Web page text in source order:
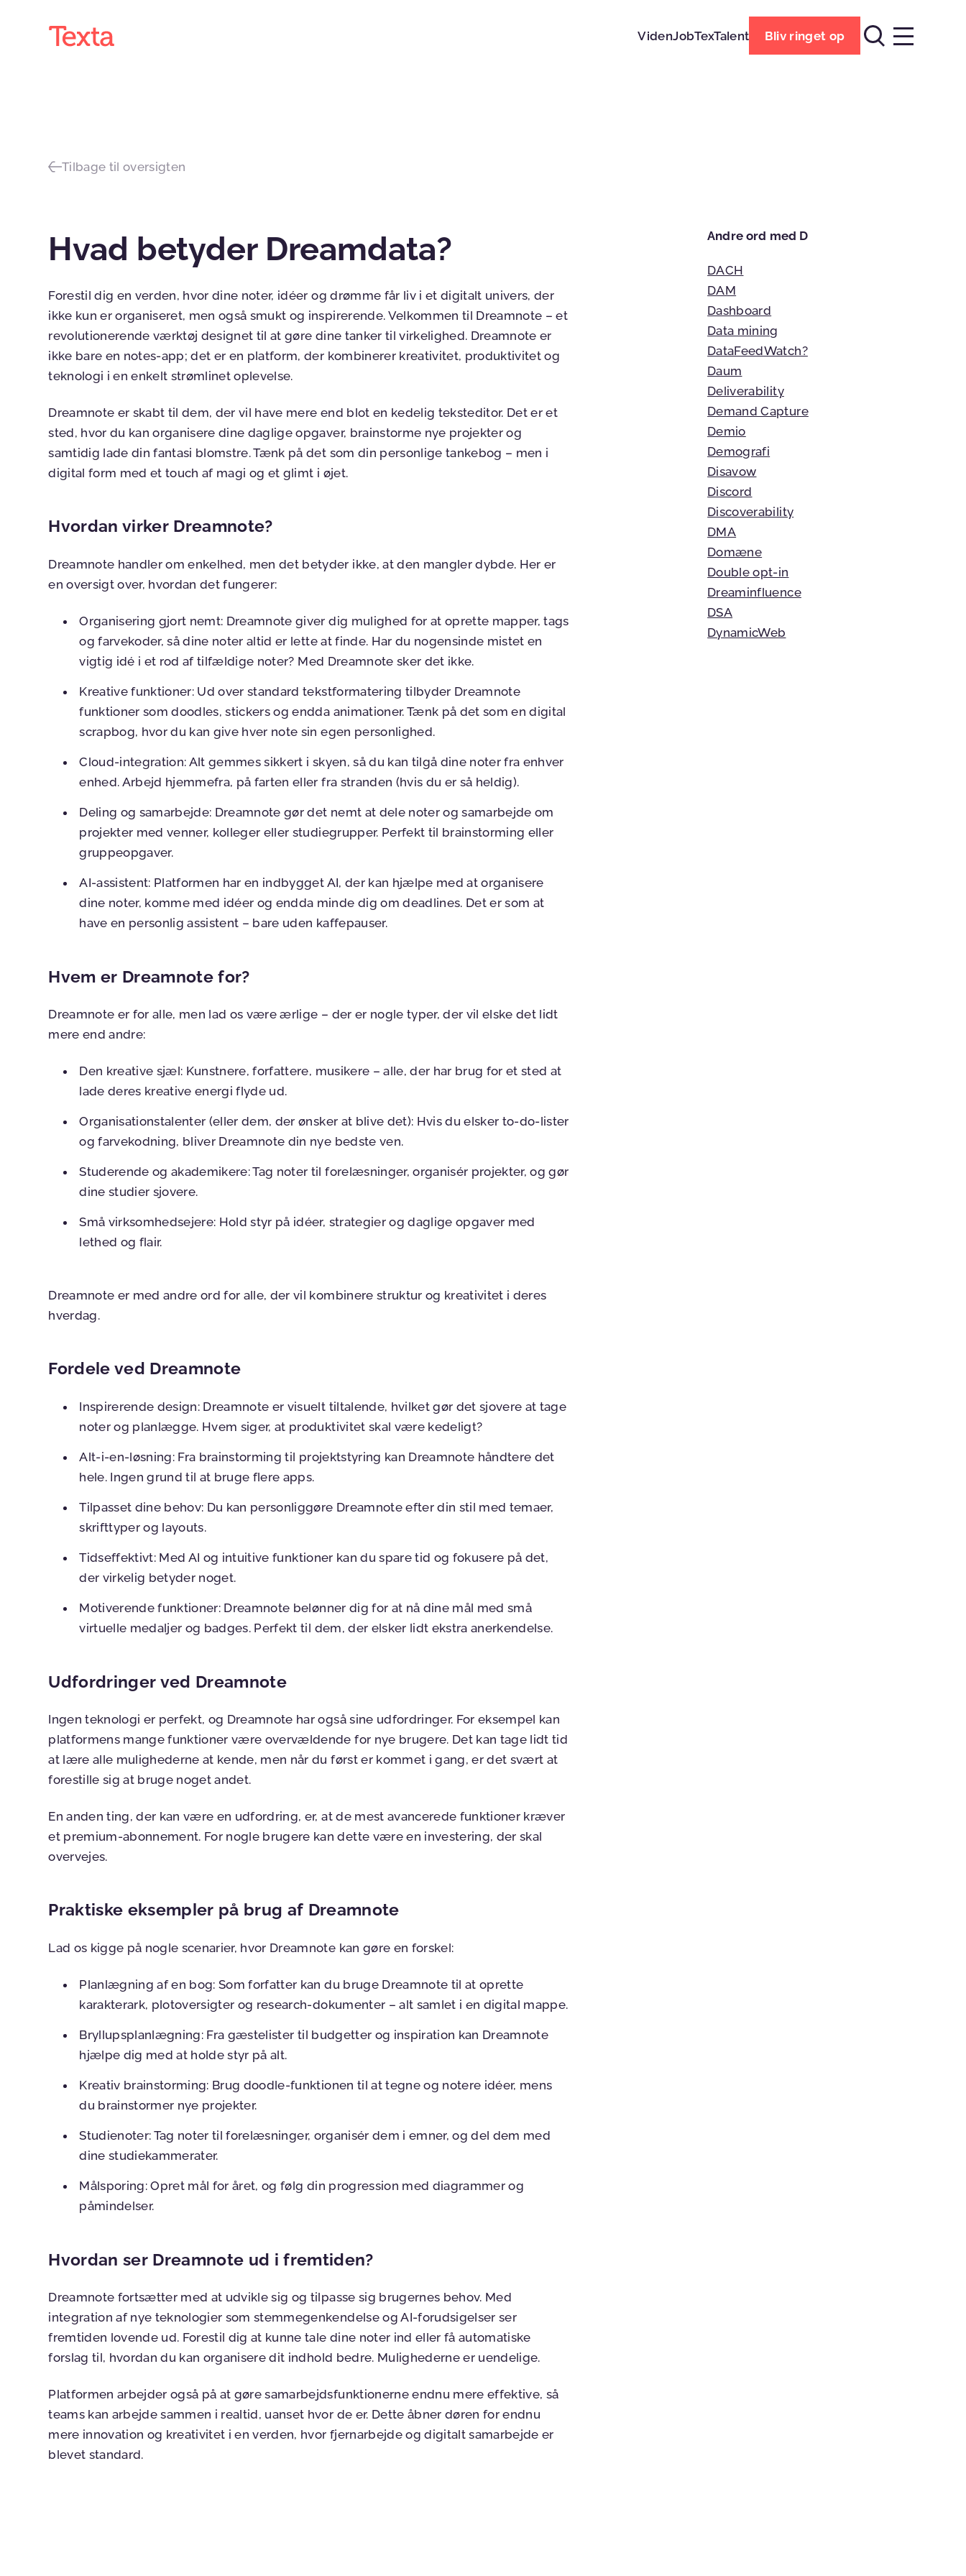
VidenJobTexTalent Bliv ringet op
Tilbage til oversigten
Hvad betyder Dreamdata?
Forestil dig en verden, hvor dine noter, idéer og drømme får liv i et digitalt univers, der
ikke kun er organiseret, men også smukt og inspirerende. Velkommen til Dreamnote – et
revolutionerende værktøj designet til at gøre dine tanker til virkelighed. Dreamnote er
ikke bare en notes-app; det er en platform, der kombinerer kreativitet, produktivitet og
teknologi i en enkelt strømlinet oplevelse.
Dreamnote er skabt til dem, der vil have mere end blot en kedelig teksteditor. Det er et
sted, hvor du kan organisere dine daglige opgaver, brainstorme nye projekter og
samtidig lade din fantasi blomstre. Tænk på det som din personlige tankebog – men i
digital form med et touch af magi og et glimt i øjet.
Hvordan virker Dreamnote?
Dreamnote handler om enkelhed, men det betyder ikke, at den mangler dybde. Her er
en oversigt over, hvordan det fungerer:
Organisering gjort nemt: Dreamnote giver dig mulighed for at oprette mapper, tags
og farvekoder, så dine noter altid er lette at finde. Har du nogensinde mistet en
vigtig idé i et rod af tilfældige noter? Med Dreamnote sker det ikke.
Kreative funktioner: Ud over standard tekstformatering tilbyder Dreamnote
funktioner som doodles, stickers og endda animationer. Tænk på det som en digital
scrapbog, hvor du kan give hver note sin egen personlighed.
Cloud-integration: Alt gemmes sikkert i skyen, så du kan tilgå dine noter fra enhver
enhed. Arbejd hjemmefra, på farten eller fra stranden (hvis du er så heldig).
Deling og samarbejde: Dreamnote gør det nemt at dele noter og samarbejde om
projekter med venner, kolleger eller studiegrupper. Perfekt til brainstorming eller
gruppeopgaver.
AI-assistent: Platformen har en indbygget AI, der kan hjælpe med at organisere
dine noter, komme med idéer og endda minde dig om deadlines. Det er som at
have en personlig assistent – bare uden kaffepauser.
Hvem er Dreamnote for?
Dreamnote er for alle, men lad os være ærlige – der er nogle typer, der vil elske det lidt
mere end andre:
Den kreative sjæl: Kunstnere, forfattere, musikere – alle, der har brug for et sted at
lade deres kreative energi flyde ud.
Organisationstalenter (eller dem, der ønsker at blive det): Hvis du elsker to-do-lister
og farvekodning, bliver Dreamnote din nye bedste ven.
Studerende og akademikere:Tag noter til forelæsninger, organisér projekter, og gør
dine studier sjovere.
Små virksomhedsejere: Hold styr på idéer, strategier og daglige opgaver med
lethed og flair.
Dreamnote er med andre ord for alle, der vil kombinere struktur og kreativitet i deres
hverdag.
Fordele ved Dreamnote
Inspirerende design: Dreamnote er visuelt tiltalende, hvilket gør det sjovere at tage
noter og planlægge. Hvem siger, at produktivitet skal være kedeligt?
Alt-i-en-løsning: Fra brainstorming til projektstyring kan Dreamnote håndtere det
hele. Ingen grund til at bruge flere apps.
Tilpasset dine behov: Du kan personliggøre Dreamnote efter din stil med temaer,
skrifttyper og layouts.
Tidseffektivt: Med AI og intuitive funktioner kan du spare tid og fokusere på det,
der virkelig betyder noget.
Motiverende funktioner: Dreamnote belønner dig for at nå dine mål med små
virtuelle medaljer og badges. Perfekt til dem, der elsker lidt ekstra anerkendelse.
Udfordringer ved Dreamnote
Ingen teknologi er perfekt, og Dreamnote har også sine udfordringer. For eksempel kan
platformens mange funktioner være overvældende for nye brugere. Det kan tage lidt tid
at lære alle mulighederne at kende, men når du først er kommet i gang, er det svært at
forestille sig at bruge noget andet.
En anden ting, der kan være en udfordring, er, at de mest avancerede funktioner kræver
et premium-abonnement. For nogle brugere kan dette være en investering, der skal
overvejes.
Praktiske eksempler på brug af Dreamnote
Lad os kigge på nogle scenarier, hvor Dreamnote kan gøre en forskel:
Planlægning af en bog: Som forfatter kan du bruge Dreamnote til at oprette
karakterark, plotoversigter og research-dokumenter – alt samlet i en digital mappe.
Bryllupsplanlægning: Fra gæstelister til budgetter og inspiration kan Dreamnote
hjælpe dig med at holde styr på alt.
Kreativ brainstorming: Brug doodle-funktionen til at tegne og notere idéer, mens
du brainstormer nye projekter.
Studienoter: Tag noter til forelæsninger, organisér dem i emner, og del dem med
dine studiekammerater.
Målsporing:Opret mål for året, og følg din progression med diagrammer og
påmindelser.
Hvordan ser Dreamnote ud i fremtiden?
Dreamnote fortsætter med at udvikle sig og tilpasse sig brugernes behov. Med
integration af nye teknologier som stemmegenkendelse og AI-forudsigelser ser
fremtiden lovende ud. Forestil dig at kunne tale dine noter ind eller få automatiske
forslag til, hvordan du kan organisere dit indhold bedre. Mulighederne er uendelige.
Platformen arbejder også på at gøre samarbejdsfunktionerne endnu mere effektive, så
teams kan arbejde sammen i realtid, uanset hvor de er. Dette åbner døren for endnu
mere innovation og kreativitet i en verden, hvor fjernarbejde og digitalt samarbejde er
blevet standard.
Andre ord med D
DACH
DAM
Dashboard
Data mining
DataFeedWatch?
Daum
Deliverability
Demand Capture
Demio
Demografi
Disavow
Discord
Discoverability
DMA
Domæne
Double opt-in
Dreaminfluence
DSA
DynamicWeb